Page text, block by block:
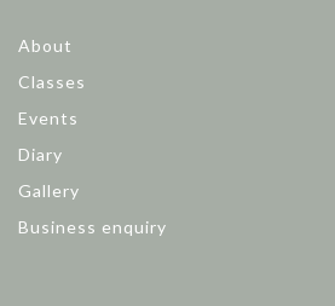
About
Classes
Events
Diary
Gallery
Business enquiry